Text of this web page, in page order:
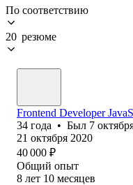
По соответствию
20 резюме
Frontend Developer
34 года • Был 7
21 октября 2020
40 000 ₽
Общий опыт
8 лет 10 месяцев